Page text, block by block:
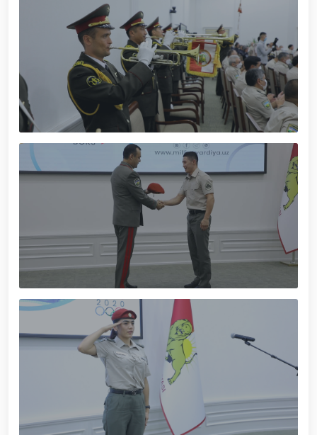
qo‘mondoni general-polkovnik B.Tashmatov ilk
manzilli ishlarini Yunusobod tumanida amalga
oshirdi. // Samarqand va Buxoro viloyatalarida
xavfsiz muhitni yaratish va jamoat xavfsizligini
ishonchli taʼminlash boʻyicha manzilli ishlar amalga
oshirildi. // Yoshlar siyosatiga oid ustuvor vazifalar
doimiy e’tiborda. // Milliy gvardiya qoʻmondoni
general-polkovnik B.Tashmatov Oʻzbekiston huquqni
muhofaza qilish organlarining Qoʻl jangi federatsiyasi
raisi etib saylandi. // Milliy gvardiya shaxsiy
tarkibining jangovar salohiyati, jismoniy va ma'naviy
tayyorgarligini mustahkamlash hamda zamon
talablariga mos takomillashtirishga qaratilgan ishlar
davom ettirilmoqda. // Tizim fidoyilari hurmat va
ehtirom bilan nafaqaga kuzatildi. // “Kitobxon harbiy
oilalar” mavzusida adabiy-badiiy kecha tashkil etildi
/ / Vatanparvarlik oyligi doirasidagi tadbirlar / /
Toshkentda qidiruvda bo‘lgan shaxs qo‘lga olindi / /
“Jasorat” filmi premyerasi bo'lib o'tdi / / Qurolli
Kuchlarimiz tashkil etilganining 34 yilligi va 14 yanvar
– Vatan himoyachilari kuni munosabati Milliy
gvardiyada bayramona tadbir o‘tkazildi / / Milliy
gvardiya qo'mondonining O‘zbekiston Respublikasi
Qurolli Kuchlari tashkil etilganining 34 yilligi va Vatan
himoyachilari kuni munosabati bilan bayram tabrigi /
/ Oʻzbekiston Respublikasi Qurolli Kuchlari tashkil
etilganining 34 yilligi hamda 14-yanvar — Vatan
himoyachilari kuni munosabati bilan gvardiyachilar
xizmat burchini bajarish chogʻida qahramonlarcha
halok boʻlgan safdoshlari xotirasiga bagʻishlab Milliy